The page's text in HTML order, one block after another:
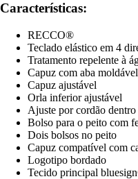
Características:
RECCO®
Teclado elástico em 4
Tratamento repelente à
Capuz com aba moldável
Capuz ajustável
Orla inferior ajustável
Ajuste por cordão
Bolso para o peito com
Dois bolsos no peito
Capuz compatível com
Logotipo bordado
Tecido principal